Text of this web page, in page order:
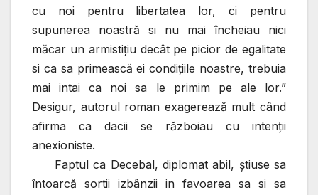
cu noi pentru libertatea lor, ci pentru
supunerea noastră si nu mai încheiau nici
măcar un armistiţiu decât pe picior de egalitate
si ca sa primească ei condiţiile noastre, trebuia
mai intai ca noi sa le primim pe ale lor.”
Desigur, autorul roman exagerează mult când
afirma ca dacii se războiau cu intenţii
anexioniste.
Faptul ca Decebal, diplomat abil, ştiuse sa
întoarcă sortii izbânzii in favoarea sa si sa